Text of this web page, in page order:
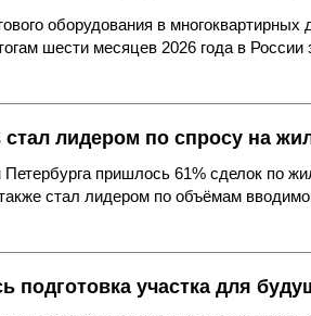
оборудования в
шести месяцев 2026 года в
лидером по спросу на
пришлось 61% сделок по
стал лидером по объёмам
подготовка участка для